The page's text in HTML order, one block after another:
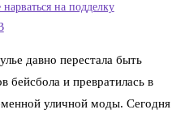
на подделку
давно перестала быть
бейсбола и превратилась в
уличной моды. Сегодня